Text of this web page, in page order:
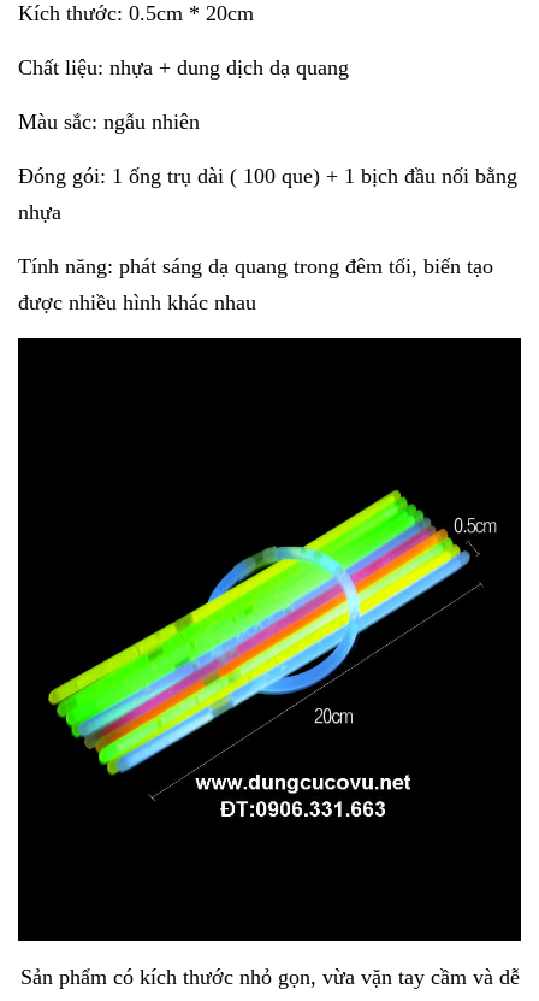
Kích thước: 0.5cm * 20cm
Chất liệu: nhựa + dung dịch dạ quang
Màu sắc: ngẫu nhiên
Đóng gói: 1 ống trụ dài ( 100 que) + 1 bịch đầu nối bằng
nhựa
Tính năng: phát sáng dạ quang trong đêm tối, biến tạo
được nhiều hình khác nhau
Sản phẩm có kích thước nhỏ gọn, vừa vặn tay cầm và dễ